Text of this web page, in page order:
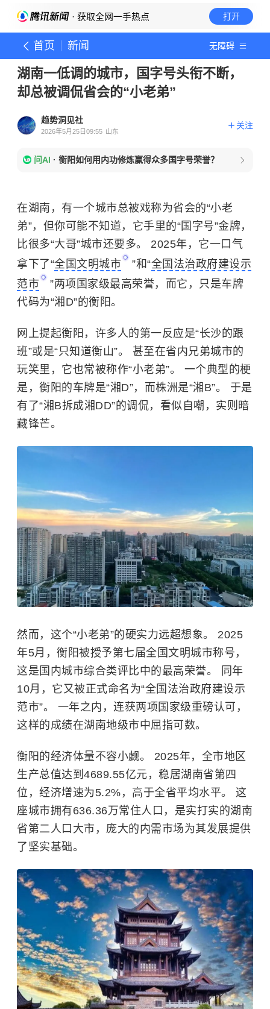
· 获取全网一手热点 打开
首页 新闻 无障碍
湖南一低调的城市，国字号头衔不断，
却总被调侃省会的“小老弟”
趋势洞见社
2026年5月25日09:55 山东
关注
问AI · 衡阳如何用内功修炼赢得众多国字号荣誉？
在湖南，有一个城市总被戏称为省会的“小老
弟”，但你可能不知道，它手里的“国字号”金牌，
比很多“大哥”城市还要多。 2025年，它一口气
拿下了“全国文明城市 ”和“全国法治政府建设示
范市
”两项国家级最高荣誉，而它，只是车牌
代码为“湘D”的衡阳。
网上提起衡阳，许多人的第一反应是“长沙的跟
班”或是“只知道衡山”。 甚至在省内兄弟城市的
玩笑里，它也常被称作“小老弟”。 一个典型的梗
是，衡阳的车牌是“湘D”，而株洲是“湘B”。 于是
有了“湘B拆成湘DD”的调侃，看似自嘲，实则暗
藏锋芒。
然而，这个“小老弟”的硬实力远超想象。 2025
年5月，衡阳被授予第七届全国文明城市称号，
这是国内城市综合类评比中的最高荣誉。 同年
10月，它又被正式命名为“全国法治政府建设示
范市”。 一年之内，连获两项国家级重磅认可，
这样的成绩在湖南地级市中屈指可数。
衡阳的经济体量不容小觑。 2025年，全市地区
生产总值达到4689.55亿元，稳居湖南省第四
位，经济增速为5.2%，高于全省平均水平。 这
座城市拥有636.36万常住人口，是实打实的湖南
省第二人口大市，庞大的内需市场为其发展提供
了坚实基础。